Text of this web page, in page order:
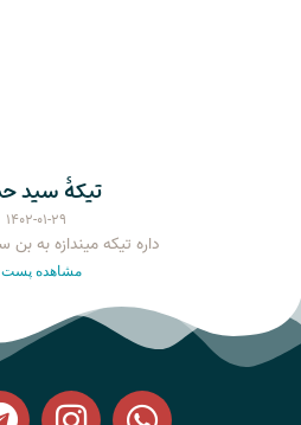
تیکۀ سید
۱۴۰۲-۰۱-۲۹
داره تیکه میندازه به
مشاهده پست